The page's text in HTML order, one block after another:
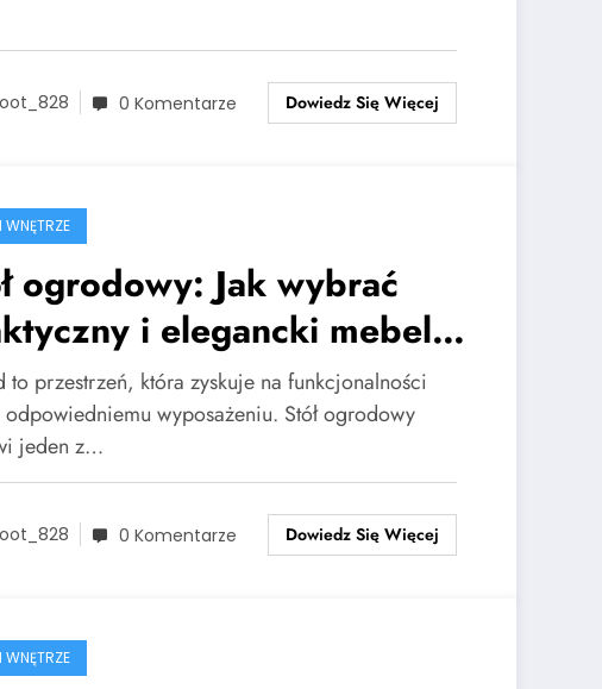
0 Komentarze Dowiedz Się Więcej
WNĘTRZE
ogrodowy: Jak wybrać
i elegancki mebel
powietrzu?
to przestrzeń, która zyskuje na funkcjonalności
wyposażeniu. Stół ogrodowy
jeden z…
0 Komentarze Dowiedz Się Więcej
WNĘTRZE